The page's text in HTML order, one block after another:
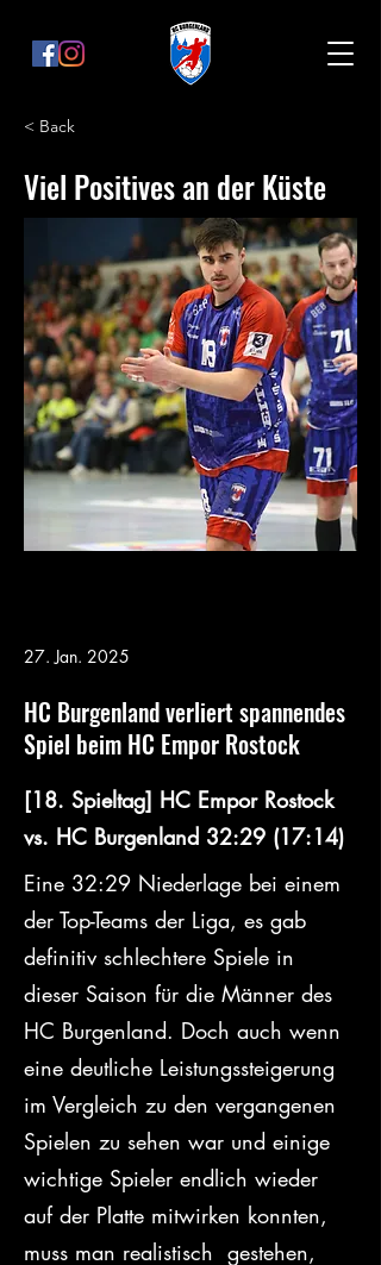
< Back
Viel Positives an der Küste
27. Jan. 2025
HC Burgenland verliert spannendes
Spiel beim HC Empor Rostock
[18. Spieltag] HC Empor Rostock
vs. HC Burgenland 32:29 (17:14)
Eine 32:29 Niederlage bei einem
der Top-Teams der Liga, es gab
definitiv schlechtere Spiele in
dieser Saison für die Männer des
HC Burgenland. Doch auch wenn
eine deutliche Leistungssteigerung
im Vergleich zu den vergangenen
Spielen zu sehen war und einige
wichtige Spieler endlich wieder
auf der Platte mitwirken konnten,
muss man realistisch  gestehen,